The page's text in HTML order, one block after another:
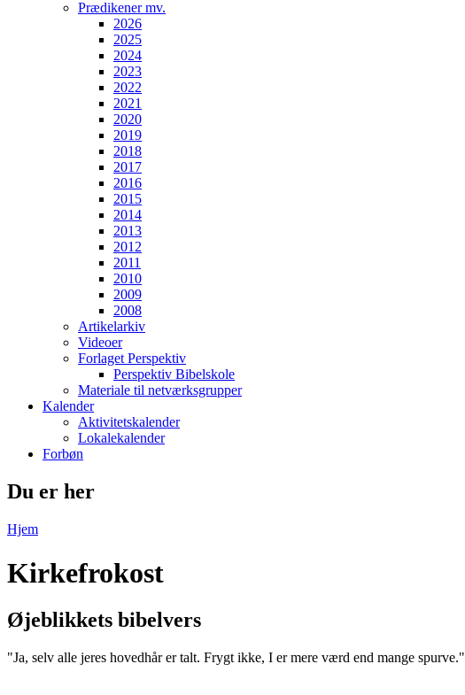
Prædikener mv.
2026
2025
2024
2023
2022
2021
2020
2019
2018
2017
2016
2015
2014
2013
2012
2011
2010
2009
2008
Artikelarkiv
Videoer
Forlaget Perspektiv
Perspektiv Bibelskole
Materiale til netværksgrupper
Kalender
Aktivitetskalender
Lokalekalender
Forbøn
Du er her
Hjem
Kirkefrokost
Øjeblikkets bibelvers
"Ja, selv alle jeres hovedhår er talt. Frygt ikke, I er mere værd end mange spurve."